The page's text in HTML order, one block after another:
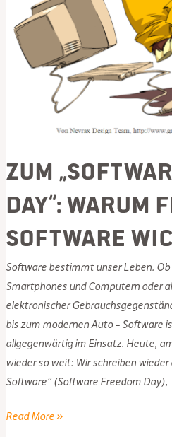
Zum
Day“: Warum
Software
Software bestimmt unser Leben.
Smartphones und Computern oder
elektronischer
bis zum modernen Auto – Software
allgegenwärtig im Einsatz. Heute,
wieder so weit: Wir schreiben wieder
Software“ (Software Freedom Day),
Zum
Read More »